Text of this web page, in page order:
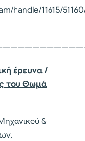
handle/11615/
έρευνα /
του Θωμά
&